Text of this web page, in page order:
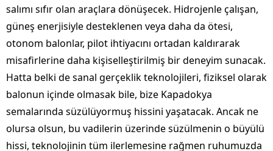
salımı sıfır olan araçlara dönüşecek. Hidrojenle çalışan,
güneş enerjisiyle desteklenen veya daha da ötesi,
otonom balonlar, pilot ihtiyacını ortadan kaldırarak
misafirlerine daha kişiselleştirilmiş bir deneyim sunacak.
Hatta belki de sanal gerçeklik teknolojileri, fiziksel olarak
balonun içinde olmasak bile, bize Kapadokya
semalarında süzülüyormuş hissini yaşatacak. Ancak ne
olursa olsun, bu vadilerin üzerinde süzülmenin o büyülü
hissi, teknolojinin tüm ilerlemesine rağmen ruhumuzda